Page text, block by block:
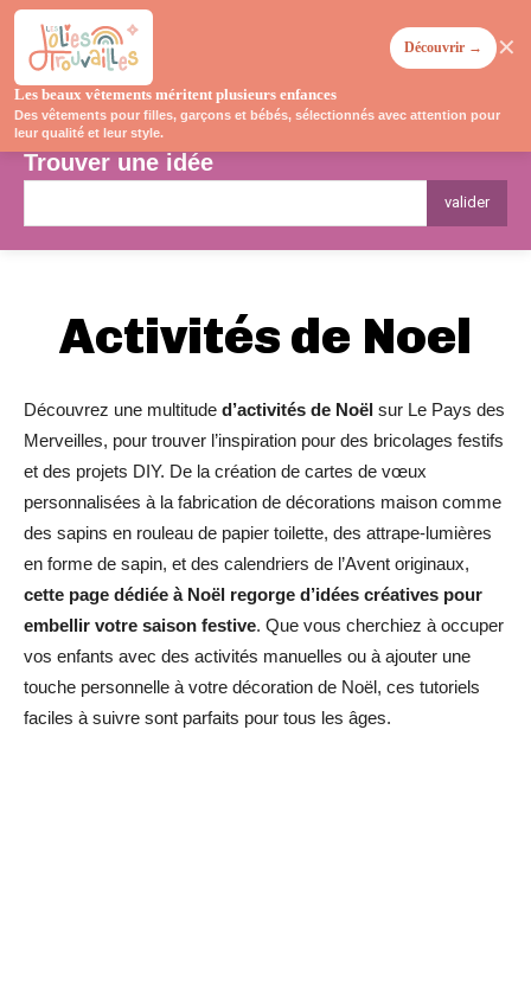
Trouver une idée
valider
Activités de Noel
Découvrez une multitude d’activités de Noël sur Le Pays des
Merveilles, pour trouver l’inspiration pour des bricolages festifs
et des projets DIY. De la création de cartes de vœux
personnalisées à la fabrication de décorations maison comme
des sapins en rouleau de papier toilette, des attrape-lumières
en forme de sapin, et des calendriers de l’Avent originaux,
cette page dédiée à Noël regorge d’idées créatives pour
embellir votre saison festive. Que vous cherchiez à occuper
vos enfants avec des activités manuelles ou à ajouter une
touche personnelle à votre décoration de Noël, ces tutoriels
faciles à suivre sont parfaits pour tous les âges.
Les beaux vêtements méritent plusieurs enfances
Des vêtements pour filles, garçons et bébés, sélectionnés avec attention pour
leur qualité et leur style.
Découvrir → ✕